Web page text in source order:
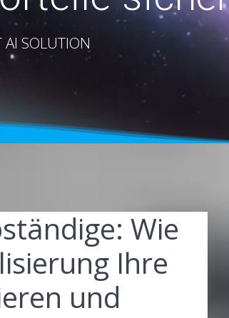
AI SOLUTION
Wie
Ihre
und